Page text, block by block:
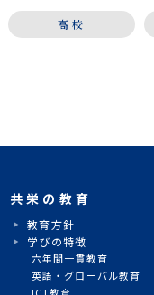
高校
共栄の教育
教育方針
学びの特徴
六年間一貫教育
英語・グローバル教育